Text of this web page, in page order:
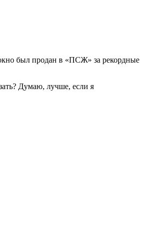
был продан в «ПСЖ» за рекордные
Думаю, лучше, если я